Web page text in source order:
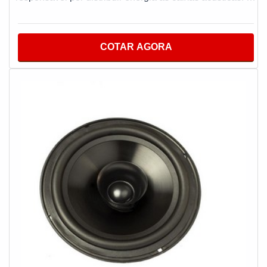
um bom desempenho durante toda a vida útil do
ampliar o sinal elétrico recebido, ou seja, ele consegue
disso, a empresa garante uma entrega de excelência de
ponta a ponta. Pensando mais a longo prazo, pode ser
reconhecido pelos diferenciais que envolvem bom custo
benefício e qualidade, tais características que fazem
toda diferença tanto pela empresa que adquire produtos
e serviços de qualidade, como o cliente final. Seguem
alguns destaques do sistema:Mobilidade,
multifuncionalidade e versatilidade;Ótima
performance;Imunidade de radiofrequência;Entre
outros.Com a organização, o cliente consegue tirar as
COTAR AGORA